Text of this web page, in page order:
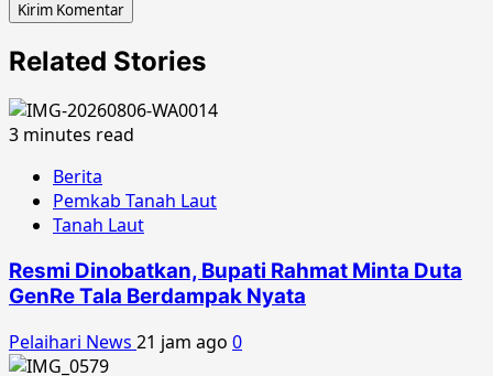
Related Stories
3 minutes read
Berita
Pemkab Tanah Laut
Tanah Laut
Resmi Dinobatkan, Bupati Rahmat Minta Duta
GenRe Tala Berdampak Nyata
Pelaihari News 21 jam ago 0